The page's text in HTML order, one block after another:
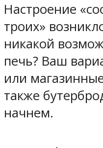
Настроение
троих»
никакой
печь? Ваш
или
также
начнем.